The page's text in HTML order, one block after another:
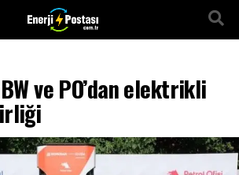
ve PO’dan elektrikli